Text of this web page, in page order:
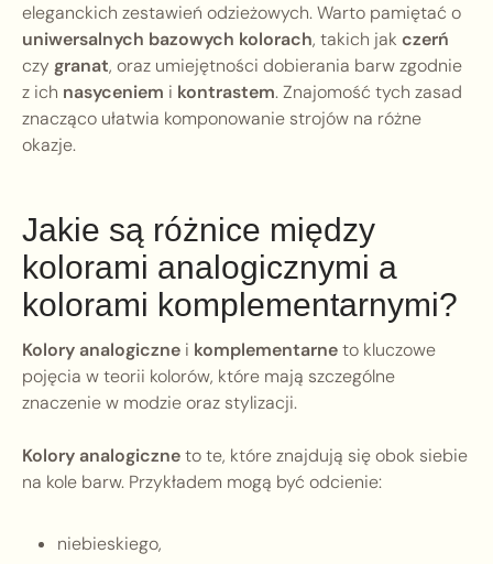
eleganckich zestawień odzieżowych. Warto pamiętać o
uniwersalnych bazowych kolorach, takich jak czerń
czy granat, oraz umiejętności dobierania barw zgodnie
z ich nasyceniem i kontrastem. Znajomość tych zasad
znacząco ułatwia komponowanie strojów na różne
okazje.
Jakie są różnice między
kolorami analogicznymi a
kolorami komplementarnymi?
Kolory analogiczne i komplementarneto kluczowe
pojęcia w teorii kolorów, które mają szczególne
znaczenie w modzie oraz stylizacji.
Kolory analogiczneto te, które znajdują się obok siebie
na kole barw. Przykładem mogą być odcienie:
niebieskiego,